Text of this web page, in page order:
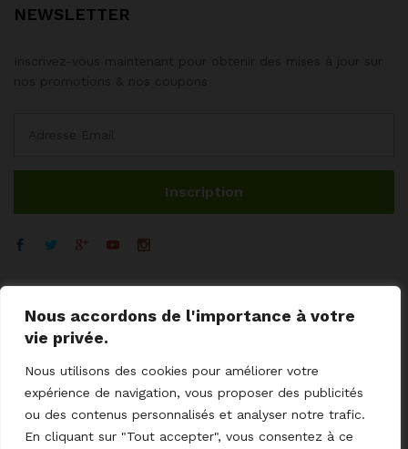
Nous accordons de l'importance à votre
vie privée.
Nous utilisons des cookies pour améliorer votre
expérience de navigation, vous proposer des publicités
ou des contenus personnalisés et analyser notre trafic.
En cliquant sur "Tout accepter", vous consentez à ce
NEWSLETTER
© 2023 GoodCoProximity.mentions légalesICGVICookies